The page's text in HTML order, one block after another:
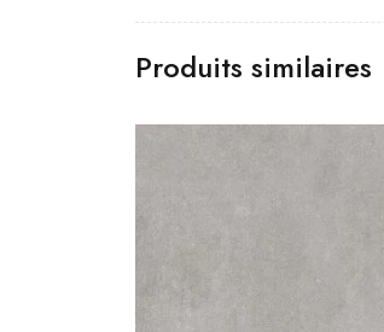
Produits similaires